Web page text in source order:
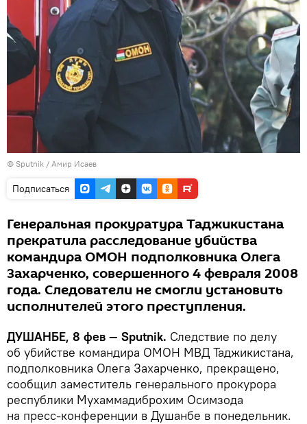
© Sputnik / Амир Исаев
Подписаться
Генеральная прокуратура Таджикистана
прекратила расследование убийства
командира ОМОН подполковника Олега
Захарченко, совершенного 4 февраля 2008
года. Следователи не смогли установить
исполнителей этого преступления.
ДУШАНБЕ, 8 фев — Sputnik. Следствие по делу
об убийстве командира ОМОН МВД Таджикистана,
подполковника Олега Захарченко, прекращено,
сообщил заместитель генерального прокурора
республики Мухаммадиброхим Осимзода
на пресс-конференции в Душанбе в понедельник.